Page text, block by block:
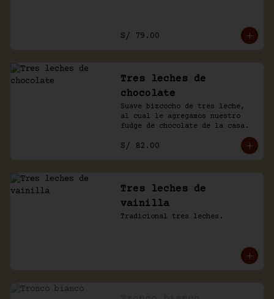
S/ 79.00
Tres leches de
chocolate
Suave bizcocho de tres leche,
al cual le agregamos nuestro
fudge de chocolate de la casa.
S/ 82.00
Tres leches de
vainilla
Tradicional tres leches.